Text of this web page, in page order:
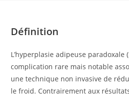
Définition
L’hyperplasie adipeuse paradoxale
complication rare mais notable
une technique non invasive de
le froid. Contrairement aux